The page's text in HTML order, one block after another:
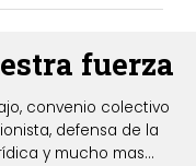
fuerza
convenio colectivo
defensa de la
y mucho mas...